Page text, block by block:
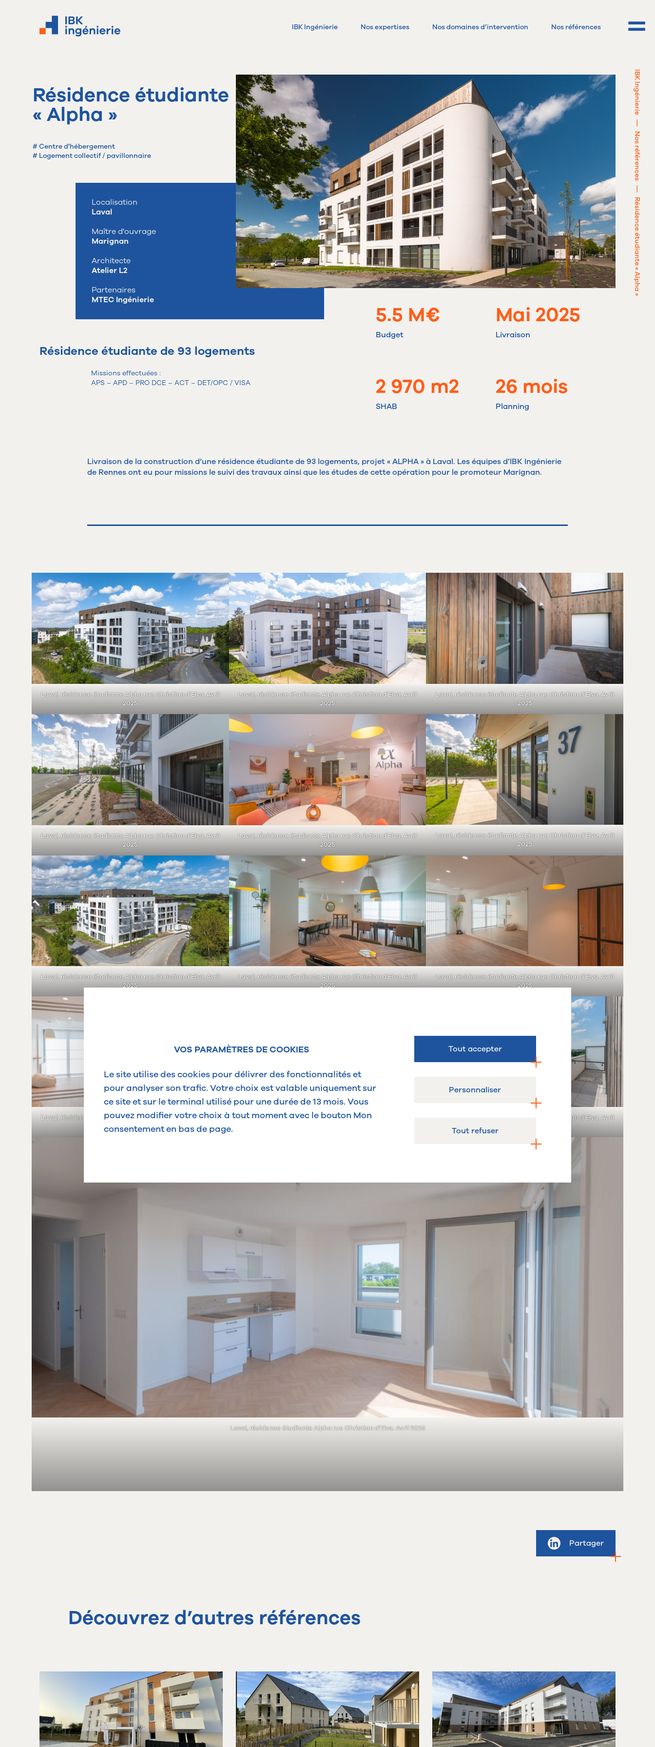
IBK Ingénierie Nos expertises Nos domaines d’intervention Nos références
IBK Ingénierie
—
Nos références
—
Résidence étudiante « Alpha »
Résidence étudiante
« Alpha »
Centre d'hébergement
Logement collectif / pavillonnaire
Localisation
Laval
Maître d'ouvrage
Marignan
Architecte
Atelier L2
Partenaires
MTEC Ingénierie
Résidence étudiante de 93 logements
Missions effectuées :
APS – APD – PRO DCE – ACT – DET/OPC / VISA
5.5 M€
Budget
Mai 2025
Livraison
2 970 m2
SHAB
26 mois
Planning
Livraison de la construction d’une résidence étudiante de 93 logements, projet « ALPHA » à Laval. Les équipes d’IBK Ingénierie
de Rennes ont eu pour missions le suivi des travaux ainsi que les études de cette opération pour le promoteur Marignan.
Laval, résidence étudiante Alpha rue Christian d’Elva. Avril
2025
Laval, résidence étudiante Alpha rue Christian d’Elva. Avril
2025
Laval, résidence étudiante Alpha rue Christian d’Elva. Avril
2025
Laval, résidence étudiante Alpha rue Christian d’Elva. Avril
2025
Laval, résidence étudiante Alpha rue Christian d’Elva. Avril
2025
Laval, résidence étudiante Alpha rue Christian d’Elva. Avril
2025
Laval, résidence étudiante Alpha rue Christian d’Elva. Avril
2025
Laval, résidence étudiante Alpha rue Christian d’Elva. Avril
2025
Laval, résidence étudiante Alpha rue Christian d’Elva. Avril
2025
Laval, résidence étudiante Alpha rue Christian d’Elva. Avril
2025
Laval, résidence étudiante Alpha rue Christian d’Elva. Avril
Laval, résidence étudiante Alpha rue Christian d’Elva. Avril
Laval, résidence étudiante Alpha rue Christian d’Elva. Avril 2025
Partager
Découvrez d’autres références
VOS PARAMÈTRES DE COOKIES
Le site utilise des cookies pour délivrer des fonctionnalités et
pour analyser son trafic. Votre choix est valable uniquement sur
ce site et sur le terminal utilisé pour une durée de 13 mois. Vous
pouvez modifier votre choix à tout moment avec le bouton Mon
consentement en bas de page.
Tout accepter
Personnaliser
Tout refuser